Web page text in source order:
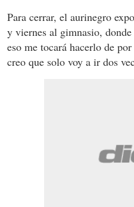
Para cerrar, el aurinegro
y viernes al gimnasio,
eso me tocará hacerlo de
creo que solo voy a ir dos